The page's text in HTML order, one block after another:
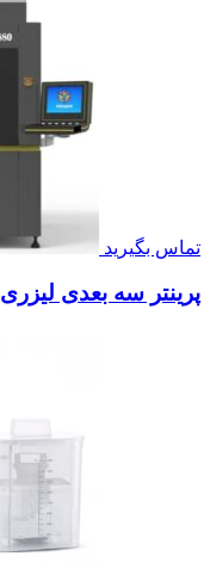
تماس بگیرید
پرینتر سه بعدی لیزری Zrapid ISLA880